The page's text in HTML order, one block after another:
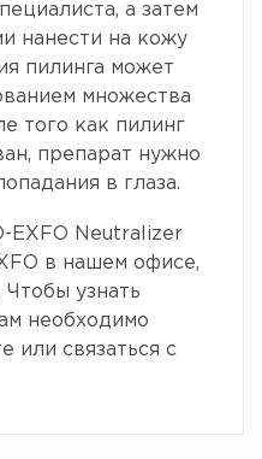
а затем
нанести на кожу
пилинга может
множества
того как пилинг
препарат нужно
в глаза.
EXFO Neutralizer
в нашем офисе,
Чтобы узнать
необходимо
или связаться с